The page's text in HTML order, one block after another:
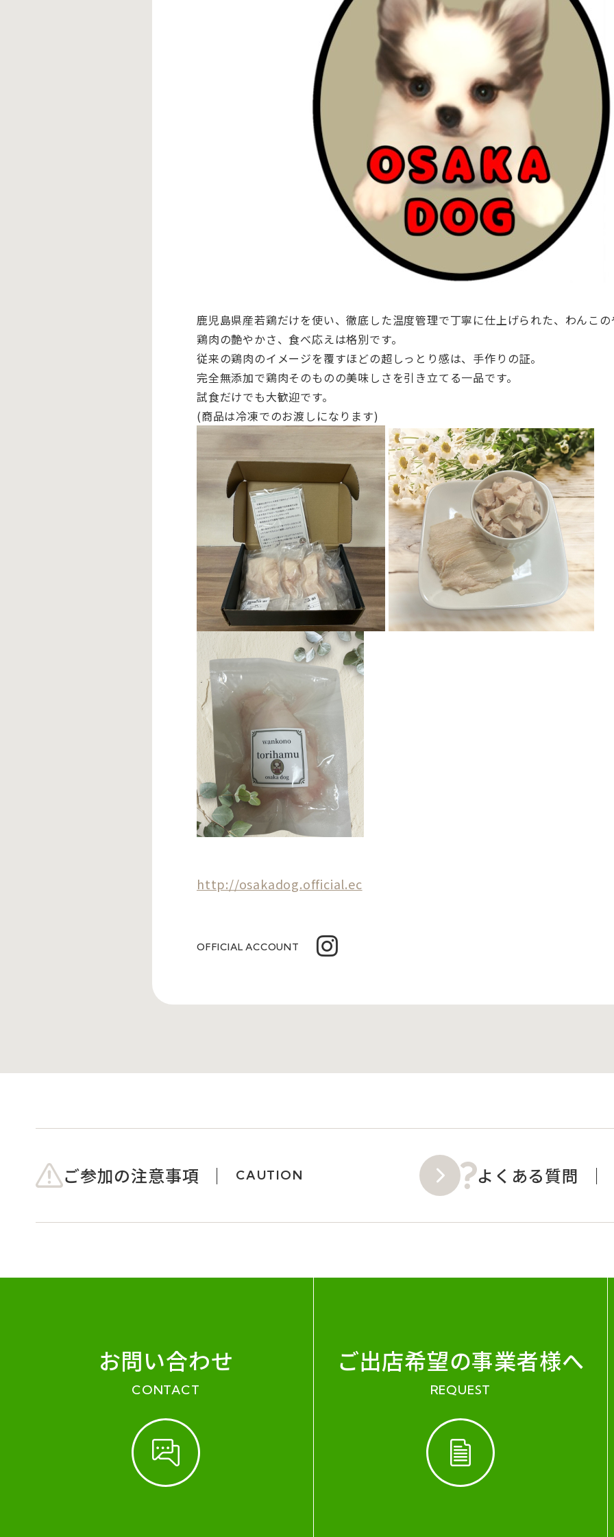
鹿児島県産若鶏だけを使い、徹底した温度管理で丁寧に仕上げられた、 わんこ
鶏肉の艶やかさ、食べ応えは格別です。
従来の鶏肉のイメージを覆すほどの超しっとり感は、手作りの証。
完全無添加で鶏肉そのものの美味しさを引き立てる一品です。
試食だけでも大歓迎です。
(商品は冷凍でのお渡しになります)
http://osakadog.official.ec
OFFICIAL ACCOUNT
ご参加の注意事項 CAUTION よくある質問
お問い合わせ
CONTACT
ご出店希望の事業者様へ
REQUEST